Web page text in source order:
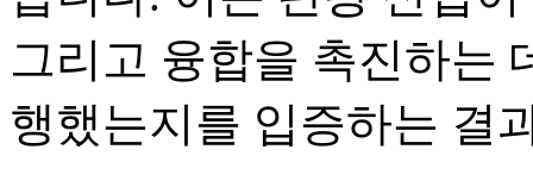
그리고 융합을 촉진하는
행했는지를 입증하는 결